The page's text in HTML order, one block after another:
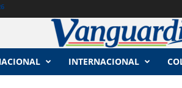
INTERNACIONAL